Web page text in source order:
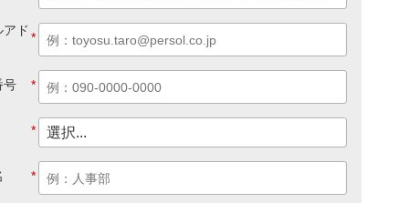
*
ド
*
号
*
*